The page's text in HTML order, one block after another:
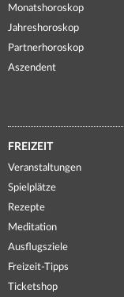
Monatshoroskop
Jahreshoroskop
Partnerhoroskop
Aszendent
FREIZEIT
Veranstaltungen
Spielplätze
Rezepte
Meditation
Ausflugsziele
Freizeit-Tipps
Ticketshop